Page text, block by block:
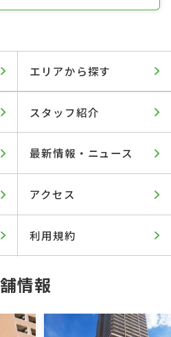
エリアから探す
スタッフ紹介
最新情報・ニュース
アクセス
利用規約
情報